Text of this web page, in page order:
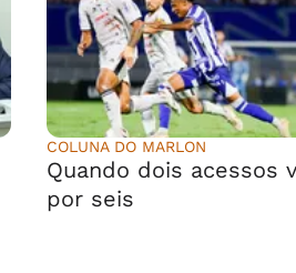
COLUNA DO MARLON
Quando dois acessos
por seis